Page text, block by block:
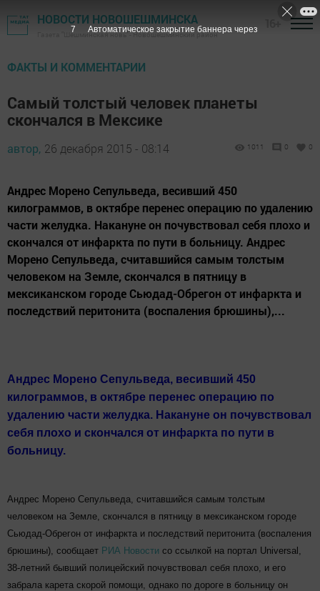
НОВОСТИ НОВОШЕШМИНСКА
Газета "Шешминская новь" - Новошешминский район
ФАКТЫ И КОММЕНТАРИИ
Самый толстый человек планеты
скончался в Мексике
автор, 26 декабря 2015 - 08:14 1011 0 0
Андрес Морено Сепульведа, весивший 450
килограммов, в октябре перенес операцию по удалению
части желудка. Накануне он почувствовал себя плохо и
скончался от инфаркта по пути в больницу. Андрес
Морено Сепульведа, считавшийся самым толстым
человеком на Земле, скончался в пятницу в
мексиканском городе Сьюдад-Обрегон от инфаркта и
последствий перитонита (воспаления брюшины),...
Андрес Морено Сепульведа, весивший 450
килограммов, в октябре перенес операцию по
удалению части желудка. Накануне он почувствовал
себя плохо и скончался от инфаркта по пути в
больницу.
Андрес Морено Сепульведа, считавшийся самым толстым
человеком на Земле, скончался в пятницу в мексиканском городе
Сьюдад-Обрегон от инфаркта и последствий перитонита (воспаления
брюшины), сообщает РИА Новости со ссылкой на портал Universal,
38-летний бывший полицейский почувствовал себя плохо, и его
забрала карета скорой помощи, однако по дороге в больницу он
6 Автоматическое закрытие баннера через